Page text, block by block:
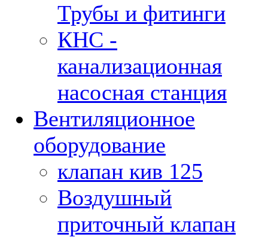
Трубы и фитинги
КНС -
канализационная
насосная станция
Вентиляционное
оборудование
клапан кив 125
Воздушный
приточный клапан